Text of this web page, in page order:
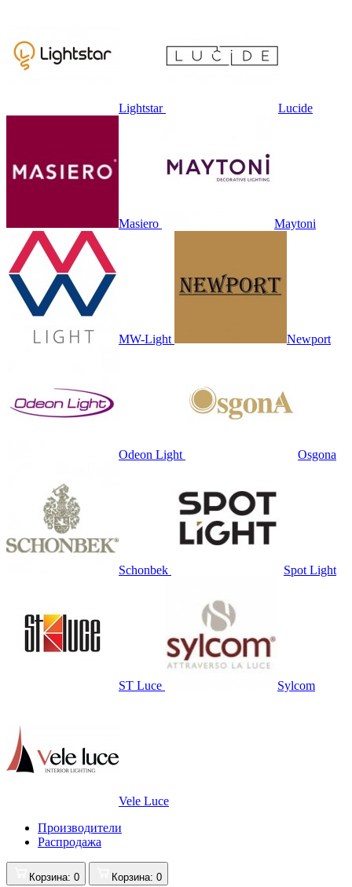
Lightstar Lucide
Masiero Maytoni
MW-Light Newport
Odeon Light Osgona
Schonbek Spot Light
ST Luce Sylcom
Vele Luce
Производители
Распродажа
Корзина: 0 Корзина: 0